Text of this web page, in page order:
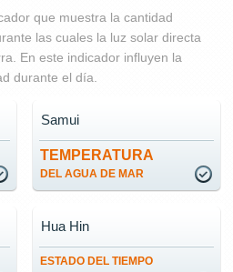
que muestra la cantidad
las cuales la luz solar directa
En este indicador influyen la
durante el día.
TEMPERATURA
DEL AGUA DE MAR
Samui
ESTADO DEL TIEMPO
Hua Hin